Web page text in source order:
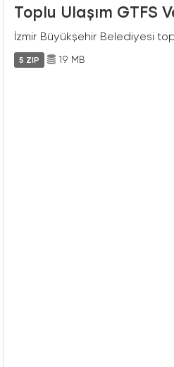
Toplu Ulaşım GTFS
İzmir Büyükşehir Belediyesi
5 ZIP 19 MB